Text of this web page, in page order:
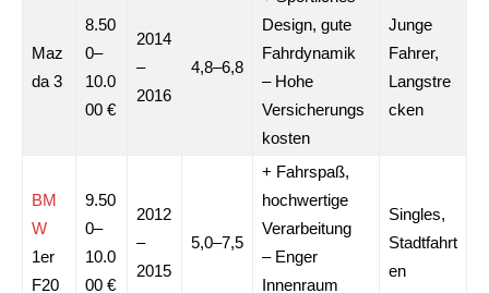
Maz
da 3
8.50
0–
10.0
00 €
2014
–
2016
4,8–6,8
Design, gute
Fahrdynamik
– Hohe
Versicherungs
kosten
Junge
Fahrer,
Langstre
cken
BM
W
1er
F20
9.50
0–
10.0
00 €
2012
–
2015
5,0–7,5
+ Fahrspaß,
hochwertige
Verarbeitung
– Enger
Innenraum
Singles,
Stadtfahrt
en